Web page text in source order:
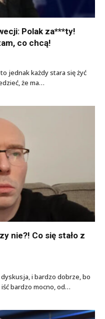
Polak za***ty!
co chcą!
jednak każdy stara się żyć
że ma…
nie?! Co się stało z
dyskusja, i bardzo dobrze, bo
bardzo mocno, od…